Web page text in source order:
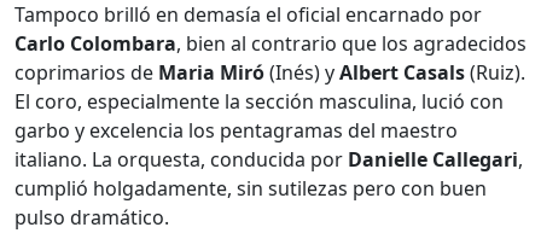
Tampoco brilló en demasía el oficial encarnado por
Carlo Colombara, bien al contrario que los agradecidos
coprimarios de Maria Miró(Inés) yAlbert Casals(Ruiz).
El coro, especialmente la sección masculina, lució con
garbo y excelencia los pentagramas del maestro
italiano. La orquesta, conducida por Danielle Callegari,
cumplió holgadamente, sin sutilezas pero con buen
pulso dramático.